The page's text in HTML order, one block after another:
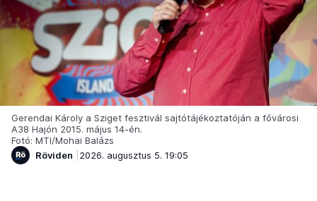
Gerendai Károly a Sziget fesztivál sajtótájékoztatóján a fővárosi
A38 Hajón 2015. május 14-én.
Fotó: MTI/Mohai Balázs
Röviden
2026. augusztus 5. 19:05